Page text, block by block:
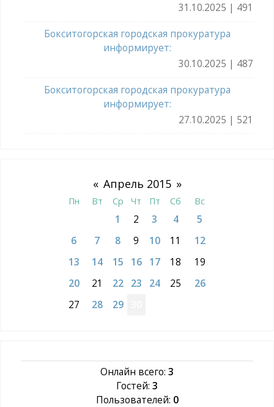
31.10.2025 | 491
Бокситогорская городская прокуратура
информирует:
30.10.2025 | 487
Бокситогорская городская прокуратура
информирует:
27.10.2025 | 521
« Апрель 2015 »
Пн Вт Ср Чт Пт Сб Вс
1 2 3 4
5
6
7 8 9 10 11
12
13
14 15 16 17 18
19
20
21 22 23 24 25
26
27
28 29
Онлайн всего: 3
Гостей: 3
Пользователей: 0